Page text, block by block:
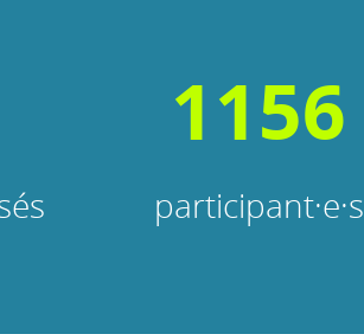
1156
participant·e·s